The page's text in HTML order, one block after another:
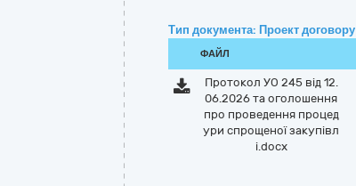
Тип документа: Проект договору
ФАЙЛ
Протокол УО 245 від 12.
06.2026 та оголошення
про проведення процед
ури спрощеної закупівл
і.docx